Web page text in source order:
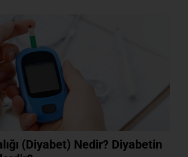
(Diyabet) Nedir? Diyabetin